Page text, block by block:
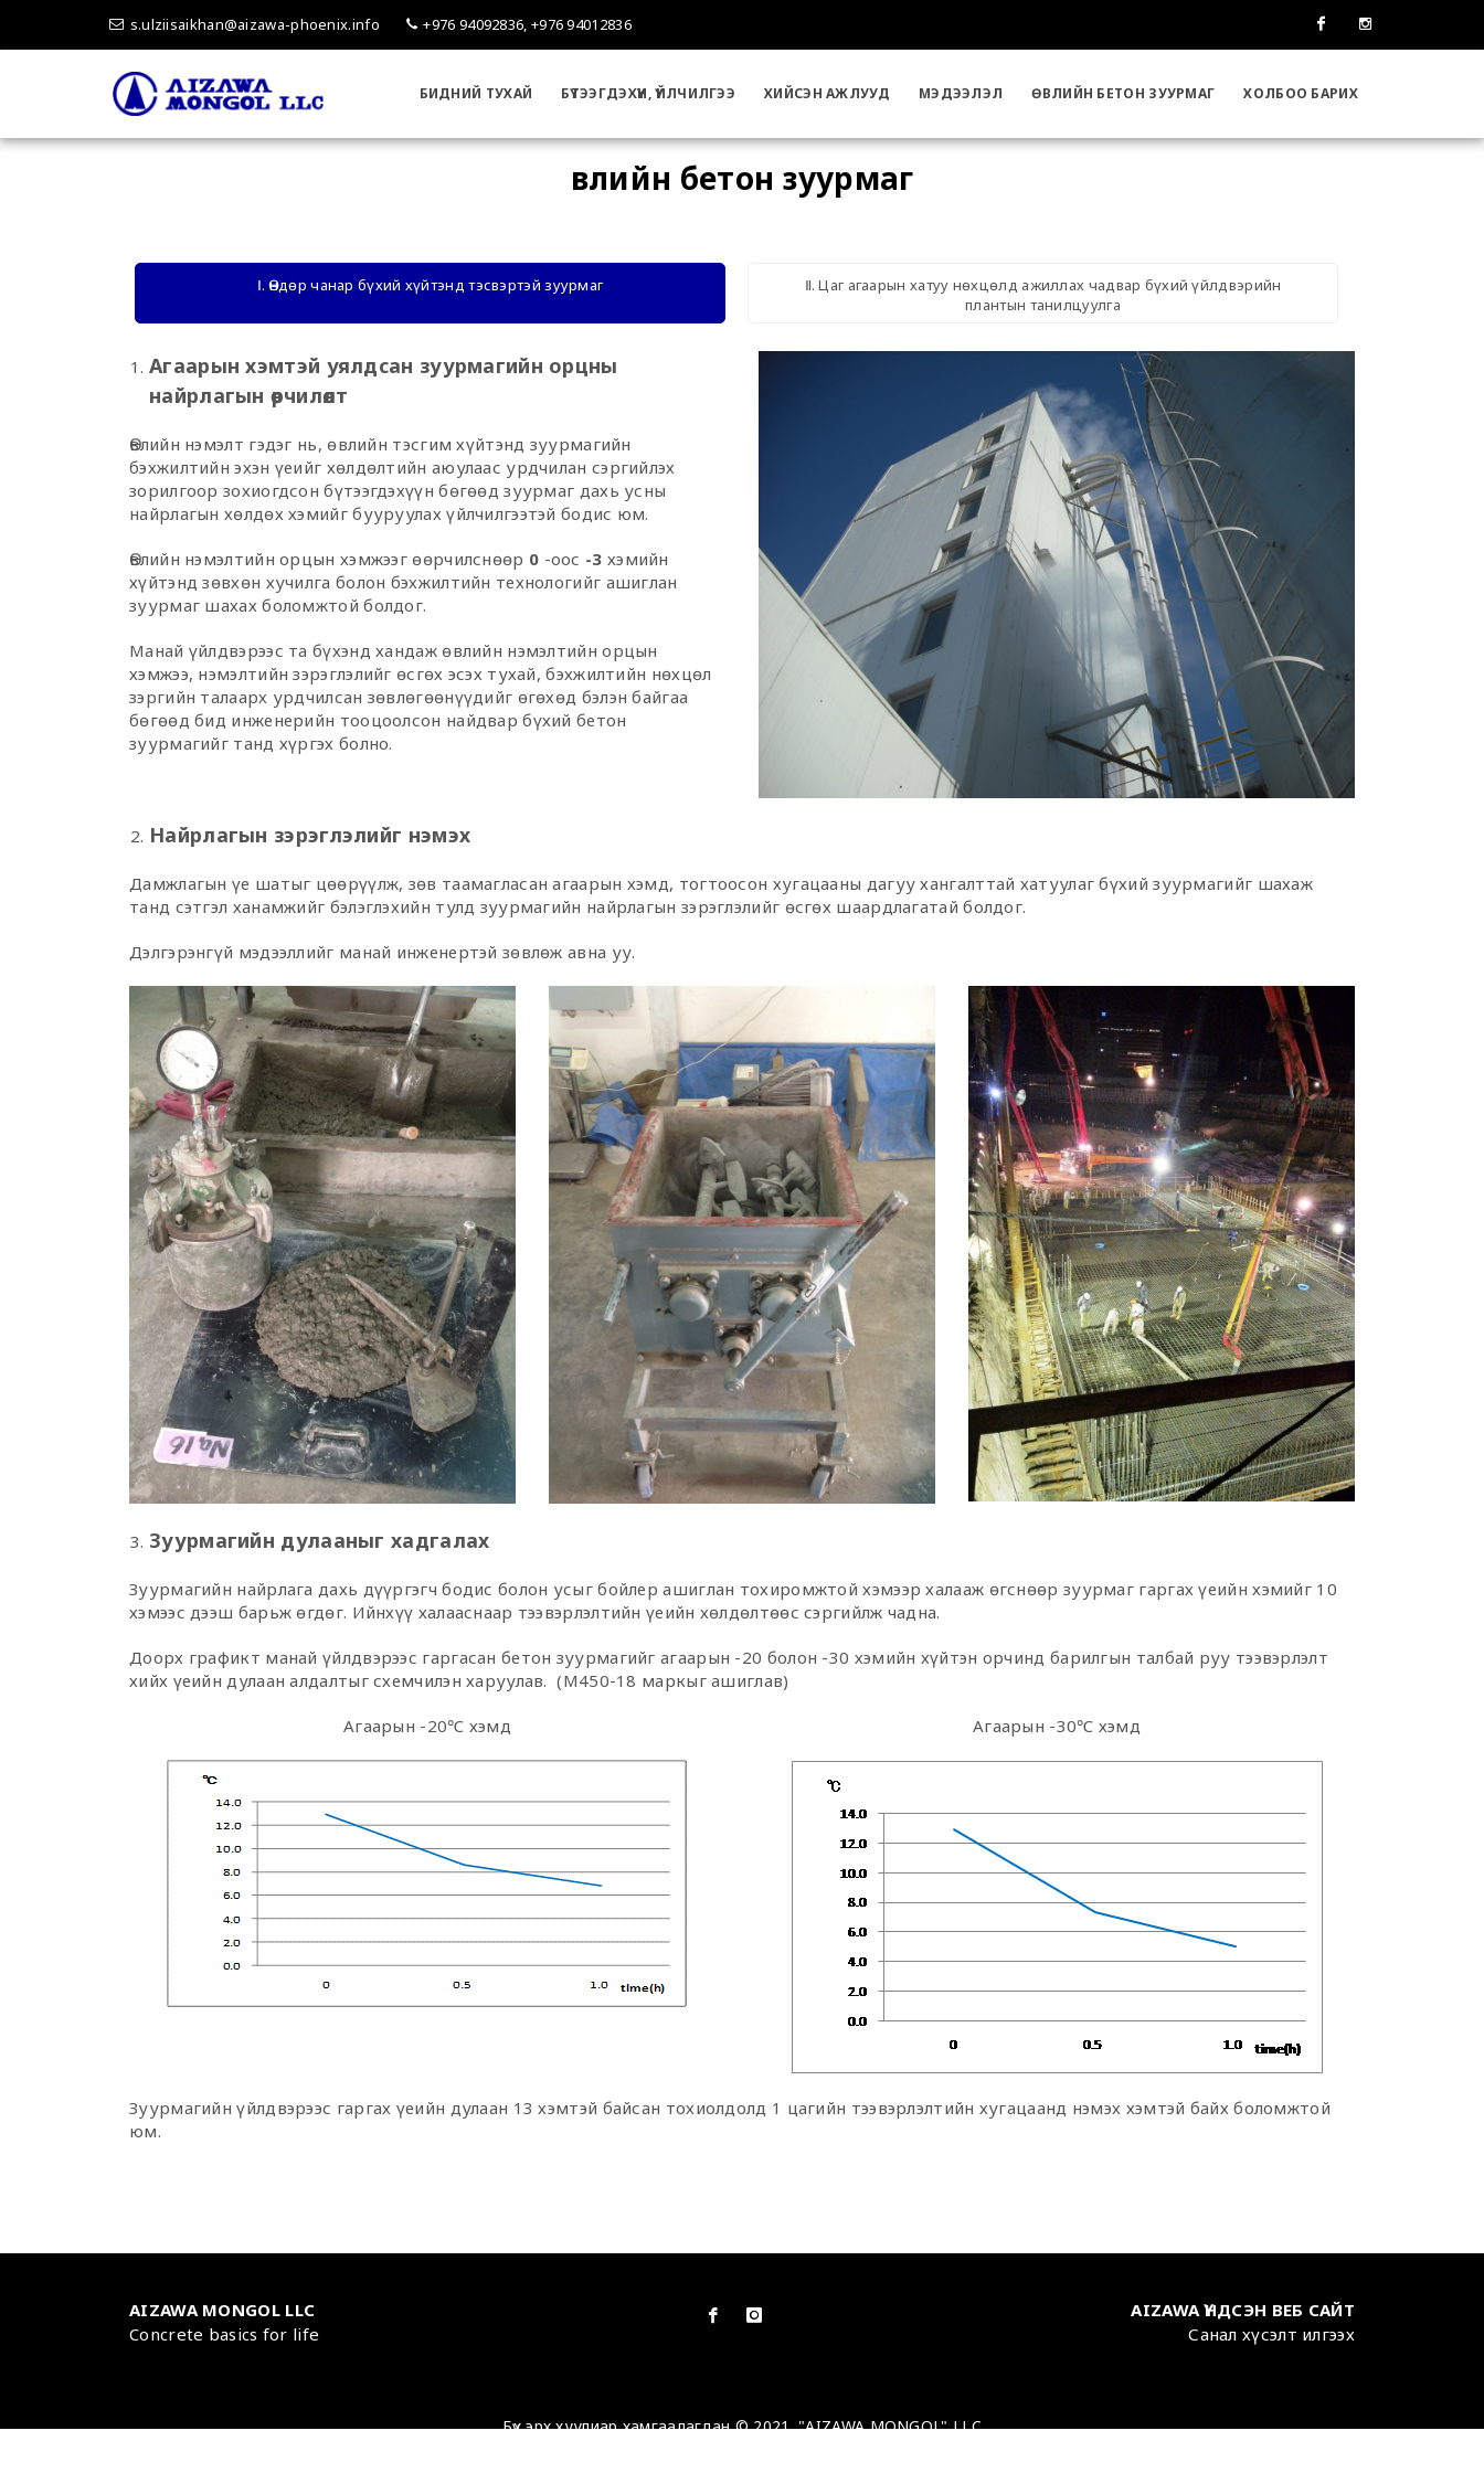
s.ulziisaikhan@aizawa-phoenix.info +976 94092836, +976 94012836
БИДНИЙ ТУХАЙ БҮТЭЭГДЭХҮҮН, ҮЙЛЧИЛГЭЭ ХИЙСЭН АЖЛУУД МЭДЭЭЛЭЛ ӨВЛИЙН БЕТОН ЗУУРМАГ ХОЛБОО БАРИХ
Өвлийн бетон зуурмаг
Ⅰ. Өндөр чанар бүхий хүйтэнд тэсвэртэй зуурмаг
Ⅱ. Цаг агаарын хатуу нөхцөлд ажиллах чадвар бүхий үйлдвэрийн
плантын танилцуулга
Агаарын хэмтэй уялдсан зуурмагийн орцны
найрлагын өөрчилөлт
Өвлийн нэмэлт гэдэг нь, өвлийн тэсгим хүйтэнд зуурмагийн
бэхжилтийн эхэн үеийг хөлдөлтийн аюулаас урдчилан сэргийлэх
зорилгоор зохиогдсон бүтээгдэхүүн бөгөөд зуурмаг дахь усны
найрлагын хөлдөх хэмийг бууруулах үйлчилгээтэй бодис юм.
Өвлийн нэмэлтийн орцын хэмжээг өөрчилснөөр 0 -оос -3 хэмийн
хүйтэнд зөвхөн хучилга болон бэхжилтийн технологийг ашиглан
зуурмаг шахах боломжтой болдог.
Манай үйлдвэрээс та бүхэнд хандаж өвлийн нэмэлтийн орцын
хэмжээ, нэмэлтийн зэрэглэлийг өсгөх эсэх тухай, бэхжилтийн нөхцөл
зэргийн талаарх урдчилсан зөвлөгөөнүүдийг өгөхөд бэлэн байгаа
бөгөөд бид инженерийн тооцоолсон найдвар бүхий бетон
зуурмагийг танд хүргэх болно.
Найрлагын зэрэглэлийг нэмэх
Дамжлагын үе шатыг цөөрүүлж, зөв таамагласан агаарын хэмд, тогтоосон хугацааны дагуу хангалттай хатуулаг бүхий зуурмагийг шахаж
танд сэтгэл ханамжийг бэлэглэхийн тулд зуурмагийн найрлагын зэрэглэлийг өсгөх шаардлагатай болдог.
Дэлгэрэнгүй мэдээллийг манай инженертэй зөвлөж авна уу.
Зуурмагийн дулааныг хадгалах
Зуурмагийн найрлага дахь дүүргэгч бодис болон усыг бойлер ашиглан тохиромжтой хэмээр халааж өгснөөр зуурмаг гаргах үеийн хэмийг 10
хэмээс дээш барьж өгдөг. Ийнхүү халааснаар тээвэрлэлтийн үеийн хөлдөлтөөс сэргийлж чадна.
Доорх графикт манай үйлдвэрээс гаргасан бетон зуурмагийг агаарын -20 болон -30 хэмийн хүйтэн орчинд барилгын талбай руу тээвэрлэлт
хийх үеийн дулаан алдалтыг схемчилэн харуулав. (М450-18 маркыг ашиглав)
Агаарын -20℃ хэмд Агаарын -30℃ хэмд
Зуурмагийн үйлдвэрээс гаргах үеийн дулаан 13 хэмтэй байсан тохиолдолд 1 цагийн тээвэрлэлтийн хугацаанд нэмэх хэмтэй байх боломжтой
юм.
AIZAWA MONGOL LLC
Concrete basics for life
AIZAWA ҮНДСЭН ВЕБ САЙТ
Санал хүсэлт илгээх
Бүх эрх хуулиар хамгаалагдан © 2021. "AIZAWA MONGOL" LLC